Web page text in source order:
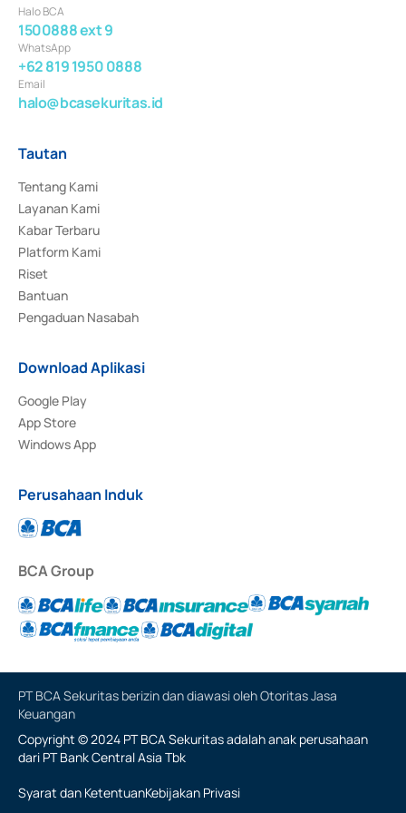
Halo BCA
1500888 ext 9
WhatsApp
+62 819 1950 0888
Email
halo@bcasekuritas.id
Tautan
Tentang Kami
Layanan Kami
Kabar Terbaru
Platform Kami
Riset
Bantuan
Pengaduan Nasabah
Download Aplikasi
Google Play
App Store
Windows App
Perusahaan Induk
BCA Group
PT BCA Sekuritas berizin dan diawasi oleh Otoritas Jasa
Keuangan
Copyright © 2024 PT BCA Sekuritas adalah anak perusahaan
dari PT Bank Central Asia Tbk
Syarat dan KetentuanKebijakan Privasi